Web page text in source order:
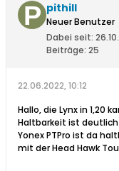
pithill
Neuer Benutzer
Dabei seit:
Beiträge: 25
22.06.2022, 10:12
Hallo, die Lynx in 1,20
Haltbarkeit ist
Yonex PTPro ist da
mit der Head Hawk